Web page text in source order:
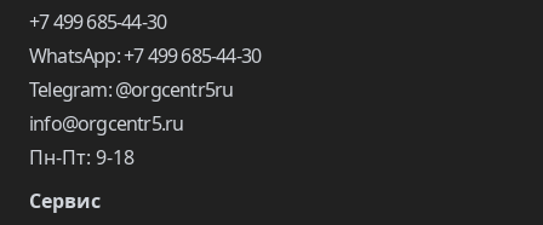
+7 499 685-44-30
WhatsApp: +7 499 685-44-30
Telegram: @orgcentr5ru
info@orgcentr5.ru
Пн-Пт: 9-18
Сервис